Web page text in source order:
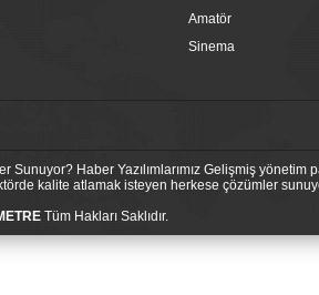
Amatör
Sinema
Sunuyor? Haber Yazılımlarımız Gelişmiş
kalite atlamak isteyen herkese çözümler
Tüm Hakları Saklıdır.